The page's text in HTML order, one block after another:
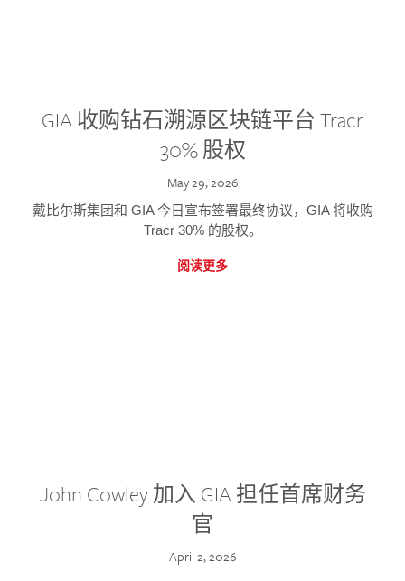
GIA 收购钻石溯源区块链平台 Tracr
30% 股权
May 29, 2026
戴比尔斯集团和 GIA 今日宣布签署最终协议，GIA 将收购
Tracr 30% 的股权。
阅读更多
John Cowley 加入 GIA 担任首席财务
官
April 2, 2026